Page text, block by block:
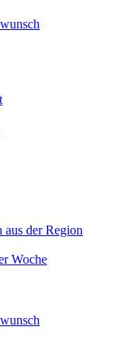
aus der Region
Woche